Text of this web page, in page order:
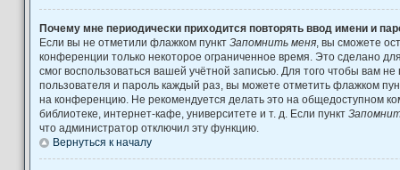
Почему мне периодически приходится повторять ввод имени и
Если вы не отметили флажком пункт Запомнить меня , вы сможете
конференции только некоторое ограниченное время. Это сделано
смог воспользоваться вашей учётной записью. Для того чтобы вам
пользователя и пароль каждый раз, вы можете отметить флажком
на конференцию. Не рекомендуется делать это на общедоступном
библиотеке, интернет-кафе, университете и т. д. Если пункт
что администратор отключил эту функцию.
Вернуться к началу